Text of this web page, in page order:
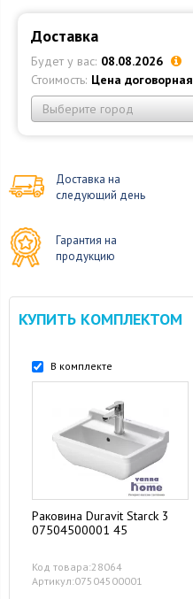
Доставка
Будет у вас: 08.08.2026
Стоимость: Цена договорная
Выберите город
Доставка на
следующий день
Гарантия на
продукцию
КУПИТЬ КОМПЛЕКТОМ
В комплекте
Раковина Duravit Starck 3
07504500001 45
Код товара:28064
Артикул:07504500001